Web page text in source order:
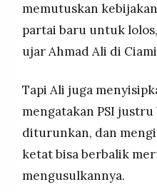
memutuskan
partai baru untuk
ujar Ahmad Ali di
Tapi Ali juga
mengatakan PSI
diturunkan, dan
ketat bisa berbalik
mengusulkannya.